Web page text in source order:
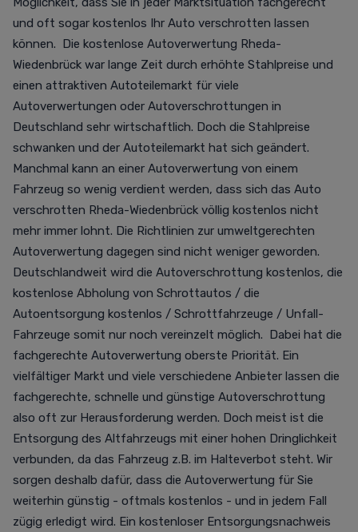
und oft sogar kostenlos Ihr Auto verschrotten lassen
können. Die kostenlose Autoverwertung Rheda-
Wiedenbrück war lange Zeit durch erhöhte Stahlpreise und
einen attraktiven Autoteilemarkt für viele
Autoverwertungen oder Autoverschrottungen in
Deutschland sehr wirtschaftlich. Doch die Stahlpreise
schwanken und der Autoteilemarkt hat sich geändert.
Manchmal kann an einer Autoverwertung von einem
Fahrzeug so wenig verdient werden, dass sich das Auto
verschrotten Rheda-Wiedenbrück völlig kostenlos nicht
mehr immer lohnt. Die Richtlinien zur umweltgerechten
Autoverwertung dagegen sind nicht weniger geworden.
Deutschlandweit wird die Autoverschrottung kostenlos, die
kostenlose Abholung von Schrottautos / die
Autoentsorgung kostenlos / Schrottfahrzeuge / Unfall-
Fahrzeuge somit nur noch vereinzelt möglich. Dabei hat die
fachgerechte Autoverwertung oberste Priorität. Ein
vielfältiger Markt und viele verschiedene Anbieter lassen die
fachgerechte, schnelle und günstige Autoverschrottung
also oft zur Herausforderung werden. Doch meist ist die
Entsorgung des Altfahrzeugs mit einer hohen Dringlichkeit
verbunden, da das Fahrzeug z.B. im Halteverbot steht. Wir
sorgen deshalb dafür, dass die Autoverwertung für Sie
weiterhin günstig - oftmals kostenlos - und in jedem Fall
zügig erledigt wird. Ein kostenloser Entsorgungsnachweis